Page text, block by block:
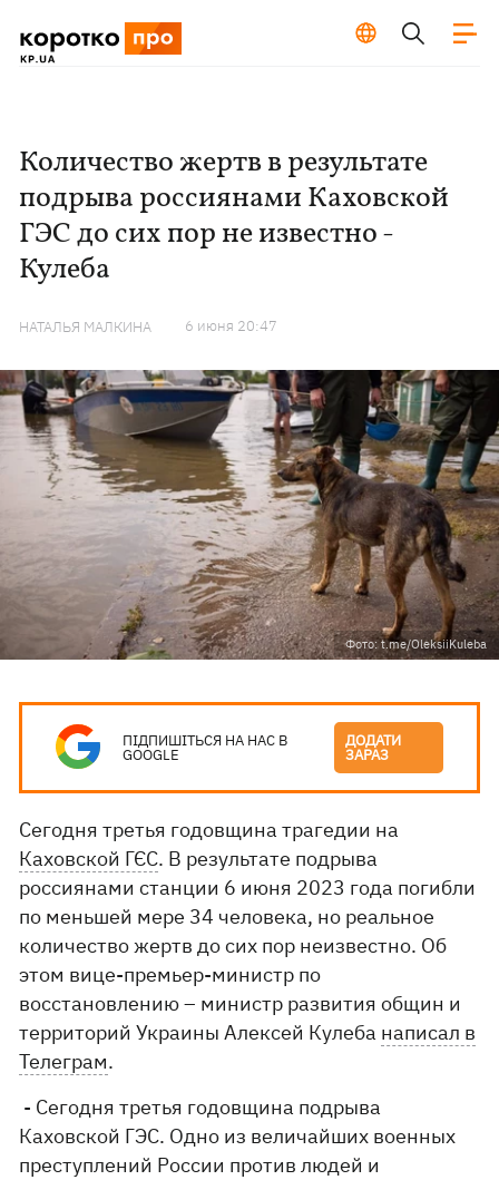
Количество жертв в результате
подрыва россиянами Каховской
ГЭС до сих пор не известно -
Кулеба
НАТАЛЬЯ МАЛКИНА 6 июня 20:47
Фото: t.me/OleksiiKuleba
ПІДПИШІТЬСЯ НА НАС В
GOOGLE
ДОДАТИ
ЗАРАЗ
Сегодня третья годовщина трагедии на
Каховской ГЄС. В результате подрыва
россиянами станции 6 июня 2023 года погибли
по меньшей мере 34 человека, но реальное
количество жертв до сих пор неизвестно. Об
этом вице-премьер-министр по
восстановлению – министр развития общин и
территорий Украины Алексей Кулеба написал в
Телеграм.
- Сегодня третья годовщина подрыва
Каховской ГЭС. Одно из величайших военных
преступлений России против людей и